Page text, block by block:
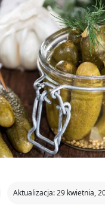
Aktualizacja: 29 kwietnia,